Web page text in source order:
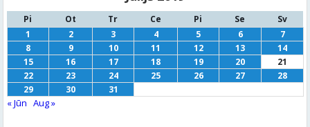
Pi Ot Tr Ce Pi Se
Sv
1
2 3 4 5 6
7
8
9 10 11 12 13
14
15
16 17 18 19 20
21
22
23 24 25 26 27
28
29
30 31
« Jūn Aug »